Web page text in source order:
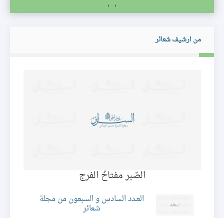
‹
›
من ارشيف شعائر
الصّبر مفتاحُ الفرج
العـدد السادس و السبعون من مجلة
شعائر